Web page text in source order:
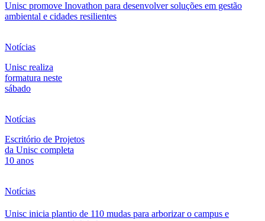
Unisc promove Inovathon para desenvolver soluções em gestão
ambiental e cidades resilientes
Notícias
Unisc realiza
formatura neste
sábado
Notícias
Escritório de Projetos
da Unisc completa
10 anos
Notícias
Unisc inicia plantio de 110 mudas para arborizar o campus e